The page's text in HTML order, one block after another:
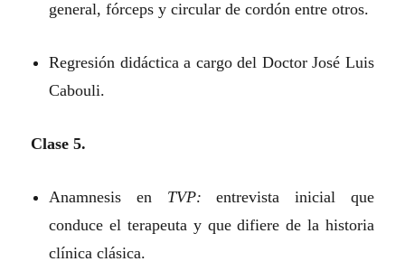
general, fórceps y circular de cordón entre otros.
Regresión didáctica a cargo del Doctor José Luis
Cabouli.
Clase 5.
Anamnesis en TVP: entrevista inicial que
conduce el terapeuta y que difiere de la historia
clínica clásica.